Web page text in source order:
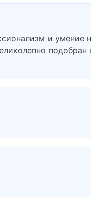
и умение
подобран